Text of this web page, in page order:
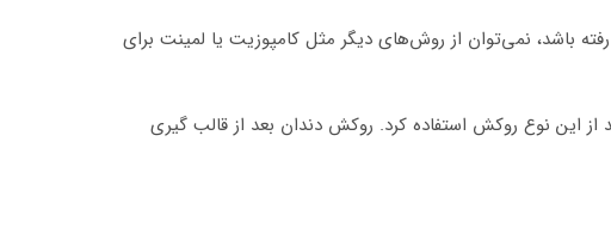
باشد، نمی‌توان از روش‌های دیگر مثل کامپوزیت یا لمینت برای
این نوع روکش استفاده کرد. روکش دندان بعد از قالب گیری